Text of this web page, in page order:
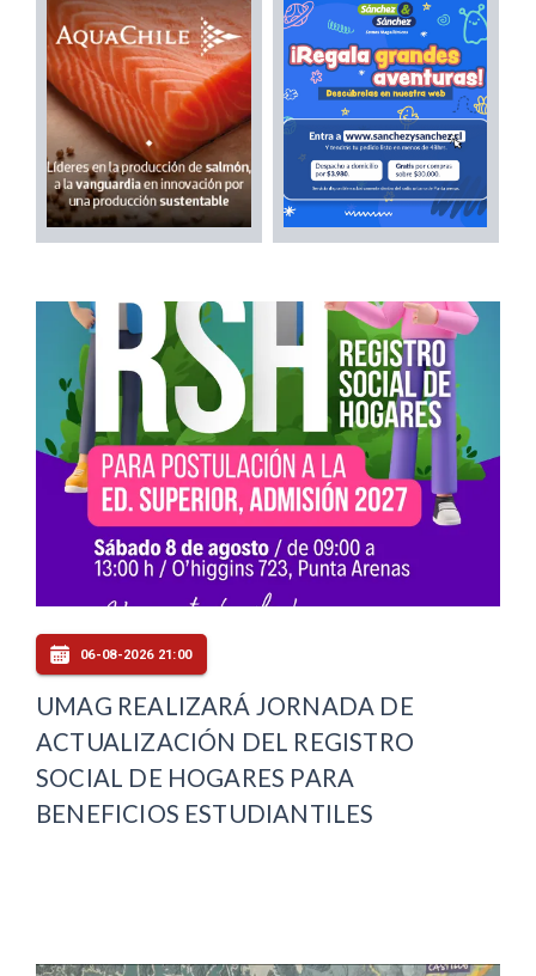
06-08-2026 21:00
UMAG REALIZARÁ JORNADA DE
ACTUALIZACIÓN DEL REGISTRO
SOCIAL DE HOGARES PARA
BENEFICIOS ESTUDIANTILES